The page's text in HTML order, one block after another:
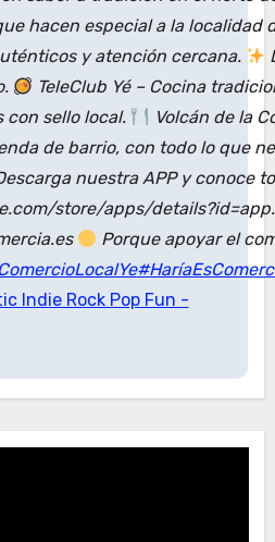
hacen especial a la localidad
y atención cercana.
TeleClub Yé – Cocina
con sello local.
Volcán de la
de barrio, con todo lo que
nuestra APP y conoce
store/apps/
Porque apoyar el
Indie Rock Pop Fun -